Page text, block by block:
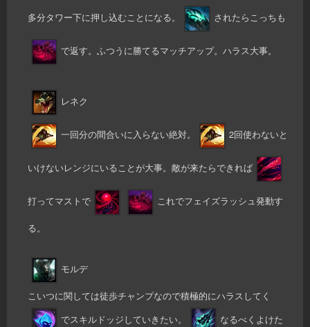
多分タワー下に押し込むことになる。 されたらこっちも
で返す。ふつうに勝てるマッチアップ。ハラス大事。
レネク
一回分の間合いに入らない絶対。 2回使わないと
いけないレンジにいることが大事。敵が来たらできれば
打ってマストで これでフェイズラッシュ発動す
る。
モルデ
こいつに関しては徒歩チャンプなので積極的にハラスしてく
でスキルドッジしていきたい。
なるべくよけた